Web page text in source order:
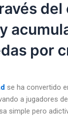
del
por
se ha convertido
a jugadores
simple pero